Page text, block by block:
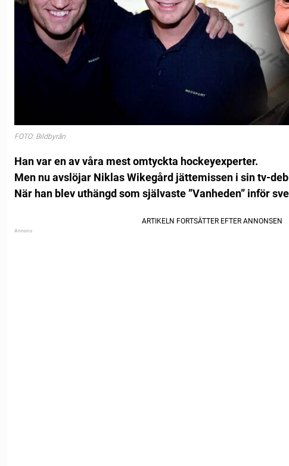
FOTO: Bildbyrån
Han var en av våra mest omtyckta hockeyexperter.
Men nu avslöjar Niklas Wikegård jättemissen i sin tv-
När han blev uthängd som självaste ”Vanheden” inför